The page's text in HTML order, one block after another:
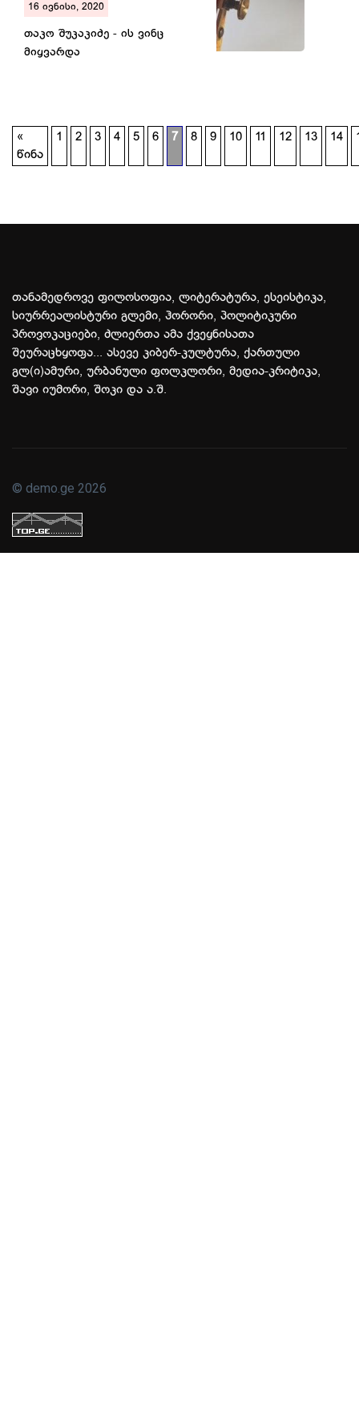
16 ივნისი, 2020
თაკო შუკაკიძე - ის ვინც
მიყვარდა
«
წინა
1 2 3 4 5 6 7 8 9 10 11 12 13 14
თანამედროვე ფილოსოფია, ლიტერატურა, ესეისტიკა,
სიურრეალისტური გლემი, ჰორორი, პოლიტიკური
პროვოკაციები, ძლიერთა ამა ქვეყნისათა
შეურაცხყოფა... ასევე კიბერ-კულტურა, ქართული
გლ(ი)ამური, ურბანული ფოლკლორი, მედია-კრიტიკა,
შავი იუმორი, შოკი და ა.შ.
© demo.ge 2026